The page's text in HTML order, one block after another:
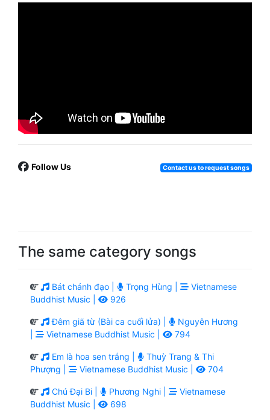
Follow Us Contact us to request songs
The same category songs
Bát chánh đạo | Trọng Hùng |
Vietnamese
Buddhist Music |
926
Đêm giã từ (Bài ca cuối lửa) |
Nguyên Hương
Vietnamese Buddhist Music | 794
Em là hoa sen trắng |
Thuỳ Trang & Thi
Phượng |
Vietnamese Buddhist Music | 704
Chú Đại Bi | Phương Nghi |
Vietnamese
Buddhist Music |
698